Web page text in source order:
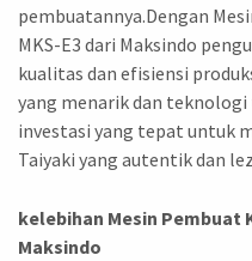
pembuatannya.Dengan
MKS-E3 dari Maksindo
kualitas dan efisiensi
yang menarik dan teknologi
investasi yang tepat untuk
Taiyaki yang autentik dan
kelebihan Mesin Pembuat
Maksindo